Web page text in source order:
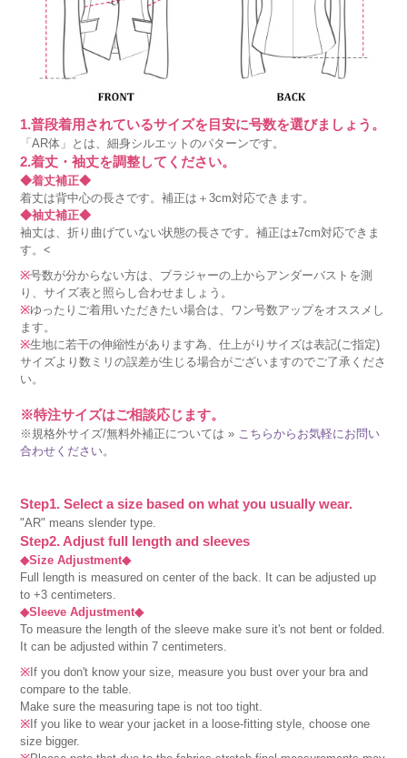
1.普段着用されているサイズを目安に号数を選びましょう。
「AR体」とは、細身シルエットのパターンです。
2.着丈・袖丈を調整してください。
◆着丈補正◆
着丈は背中心の長さです。補正は＋3cm対応できます。
◆袖丈補正◆
袖丈は、折り曲げていない状態の長さです。補正は±7cm対応できま
す。<
※号数が分からない方は、ブラジャーの上からアンダーバストを測
り、サイズ表と照らし合わせましょう。
※ゆったりご着用いただきたい場合は、ワン号数アップをオススメし
ます。
※生地に若干の伸縮性があります為、仕上がりサイズは表記(ご指定)
サイズより数ミリの誤差が生じる場合がございますのでご了承くださ
い。
※特注サイズはご相談応じます。
※規格外サイズ/無料外補正については » こちらからお気軽にお問い
合わせください。
Step1. Select a size based on what you usually wear.
"AR" means slender type.
Step2. Adjust full length and sleeves
◆Size Adjustment◆
Full length is measured on center of the back. It can be adjusted up
to +3 centimeters.
◆Sleeve Adjustment◆
To measure the length of the sleeve make sure it's not bent or folded.
It can be adjusted within 7 centimeters.
※ If you don't know your size, measure you bust over your bra and
compare to the table.
Make sure the measuring tape is not too tight.
※ If you like to wear your jacket in a loose-fitting style, choose one
size bigger.